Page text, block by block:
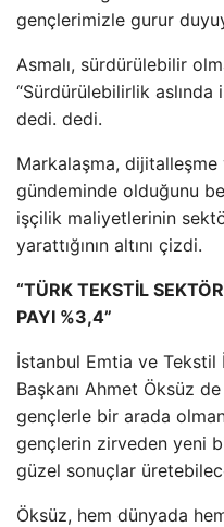
gençlerimizle gurur
Asmalı, sürdürülebilir
“Sürdürülebilirlik aslında
dedi. dedi.
Markalaşma,
gündeminde olduğunu
işçilik maliyetlerinin
yarattığının altını çizdi.
“TÜRK TEKSTİL
PAYI %3,4”
İstanbul Emtia ve Tekstil
Başkanı Ahmet Öksüz
gençlerle bir arada
gençlerin zirveden yeni
güzel sonuçlar
Öksüz, hem dünyada